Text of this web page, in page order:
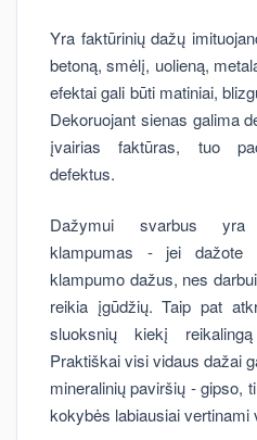
Yra faktūrinių dažų
betoną, smėlį, uolieną,
efektai gali būti matiniai,
Dekoruojant sienas galima
įvairias faktūras, tuo
defektus.
Dažymui svarbus yra
klampumas - jei dažote
klampumo dažus, nes
reikia įgūdžių. Taip pat
sluoksnių kiekį
Praktiškai visi vidaus dažai
mineralinių paviršių - gipso,
kokybės labiausiai vertinami